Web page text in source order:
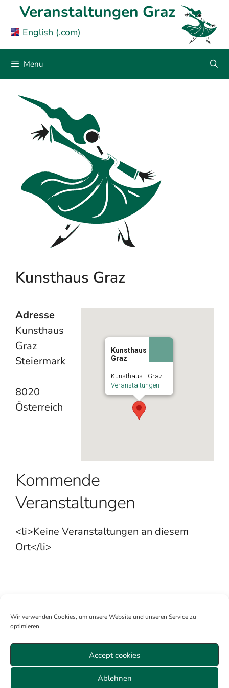
Wir verwenden Cookies, um unsere Website und unseren Service zu
optimieren.
Accept cookies
Ablehnen
English (.com)
content
Veranstaltungen Graz
Menu
Kunsthaus Graz
Kunsthaus
Graz
Kunsthaus - Graz
Veranstaltungen
Adresse
Kunsthaus
Graz
Steiermark
8020
Österreich
Kommende
Veranstaltungen
<li>Keine Veranstaltungen an diesem
Ort</li>
Mitglied werden Anmelden Über uns
Sitemap
Veranstaltungen Wien
Datenschutz